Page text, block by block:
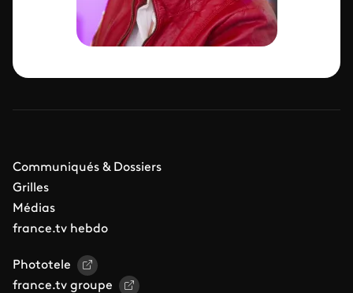
Communiqués & Dossiers
Grilles
Médias
france.tv hebdo
Phototele
france.tv groupe